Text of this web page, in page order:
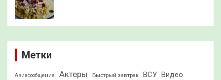
Метки
Авиасообщение Актеры Быстрый завтрак ВСУ
Видео